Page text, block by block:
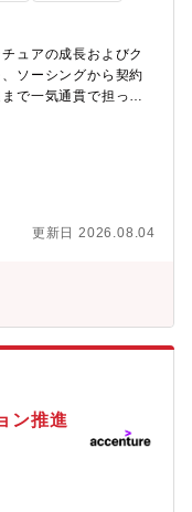
なユニットとして
ニット）が新設され
立を目指すとともに
業務の遂行のた
【組織構成/2026年5
から「攻め」へのキャ
意思決定支援（ポー
とができます。■グ
境です。各国の規
進できます。■経営
CFO, CRO）と対
の解決に取り組む機
われます。■日系なら
ナルのERMモデルを
ー×専門性のハイブリ
GRCツールの導入な
の高度な知見」と
ュアの成長およびク
ソーシングから契約
で一気通貫で担って
活用しながら、日本
踏まえた調達活動を
調達領域は、アクセ
となる外部委託先、
・派遣、自社利用IT
ーションではなく、
れます。具体的に
ォーマンス管理・
ームの改善・新規構
ただきます。また、
者、人事などと連携
収集、デマンド／サ
支援も行います。本
するための調整や交
す。アソシエイトマ
更新日 2026.08.04
ン推進